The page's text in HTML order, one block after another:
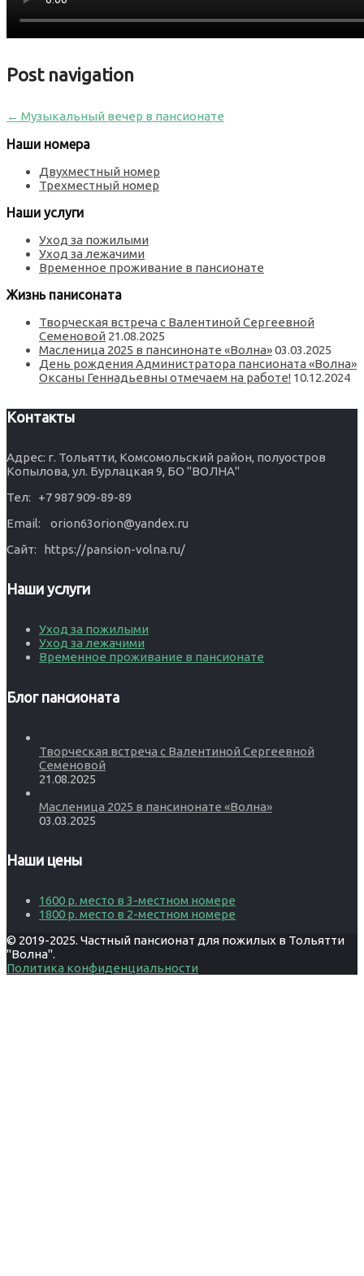
Post navigation
← Музыкальный вечер в пансионате
Наши номера
Двухместный номер
Трехместный номер
Наши услуги
Уход за пожилыми
Уход за лежачими
Временное проживание в пансионате
Жизнь панисоната
Творческая встреча с Валентиной Сергеевной
Семеновой 21.08.2025
Масленица 2025 в пансинонате «Волна»03.03.2025
День рождения Администратора пансионата «Волна»
Оксаны Геннадьевны отмечаем на работе! 10.12.2024
Контакты
Адрес: г. Тольятти, Комсомольский район, полуостров
Копылова, ул. Бурлацкая 9, БО "ВОЛНА"
Тел: +7 987 909-89-89
Email: orion63orion@yandex.ru
Сайт: https://pansion-volna.ru/
Наши услуги
Уход за пожилыми
Уход за лежачими
Временное проживание в пансионате
Блог пансионата
Творческая встреча с Валентиной Сергеевной
Семеновой
21.08.2025
Масленица 2025 в пансинонате «Волна»
03.03.2025
Наши цены
1600 р. место в 3-местном номере
1800 р. место в 2-местном номере
© 2019-2025. Частный пансионат для пожилых в Тольятти
"Волна".
Политика конфиденциальности